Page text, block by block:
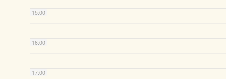
15:00
16:00
17:00